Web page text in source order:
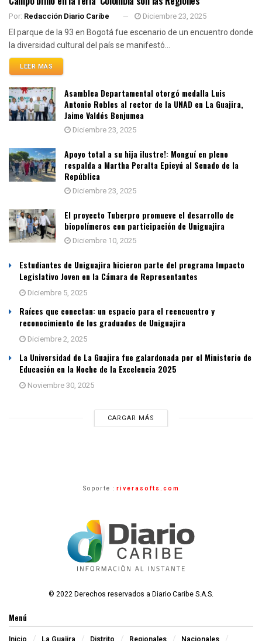
Por: Redacción Diario Caribe Diciembre 23, 2025
El parque de la 93 en Bogotá fue escenario de un encuentro donde
la diversidad cultural del país se manifestó...
LEER MÁS
Asamblea Departamental otorgó medalla Luis
Antonio Robles al rector de la UNAD en La Guajira,
Jaime Valdés Benjumea
Diciembre 23, 2025
Apoyo total a su hija ilustre!: Monguí en pleno
respalda a Martha Peralta Epieyú al Senado de la
República
Diciembre 23, 2025
El proyecto Tuberpro promueve el desarrollo de
biopolímeros con participación de Uniguajira
Diciembre 10, 2025
Estudiantes de Uniguajira hicieron parte del programa Impacto
Legislativo Joven en la Cámara de Representantes
Diciembre 5, 2025
Raíces que conectan: un espacio para el reencuentro y
reconocimiento de los graduados de Uniguajira
Diciembre 2, 2025
La Universidad de La Guajira fue galardonada por el Ministerio de
Educación en la Noche de la Excelencia 2025
Noviembre 30, 2025
CARGAR MÁS
Soporte : riverasofts.com
© 2022 Derechos reservados a Diario Caribe S.A.S.
Menú